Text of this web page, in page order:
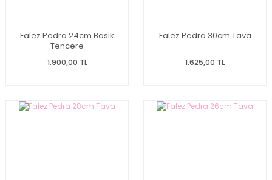
Falez Pedra 24cm Basık
Tencere
1.900,00 TL
Falez Pedra 30cm Tava
1.625,00 TL